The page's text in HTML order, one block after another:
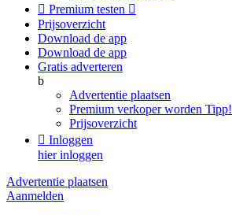
 Premium testen 
Prijsoverzicht
Download de app
Download de app
Gratis adverteren
b
Advertentie plaatsen
Premium verkoper worden Tipp!
Prijsoverzicht
 Inloggen
hier inloggen
Advertentie plaatsen
Aanmelden